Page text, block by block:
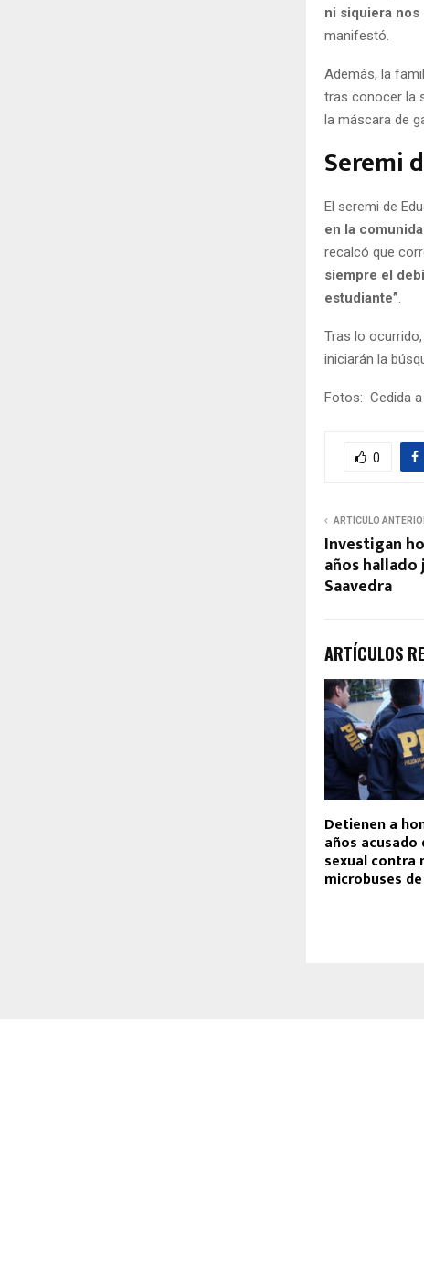
ni siquiera nos
manifestó.
Además, la
tras conocer la
la máscara de
Seremi
El seremi de
en la
recalcó que
siempre el
estudiante”.
Tras lo
iniciarán la
Fotos: Cedida a
0
ARTÍCULO
Investigan
años
Saavedra
ARTÍCULOS
Detienen a
años acusado
sexual contra
microbuses